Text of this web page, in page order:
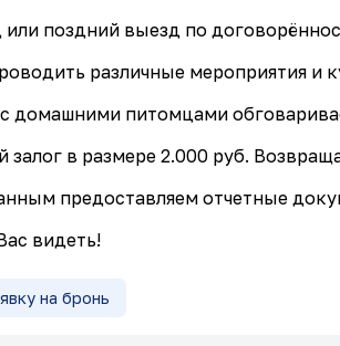
или поздний выезд по
различные мероприятия и
домашними питомцами
залог в размере 2.000 руб.
предоставляем отчетные
видеть!
на бронь